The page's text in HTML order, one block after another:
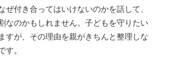
付き合ってはいけないのかを話して、
なのかもしれません。子どもを守りたい
すが、その理由を親がきちんと整理しな
す。